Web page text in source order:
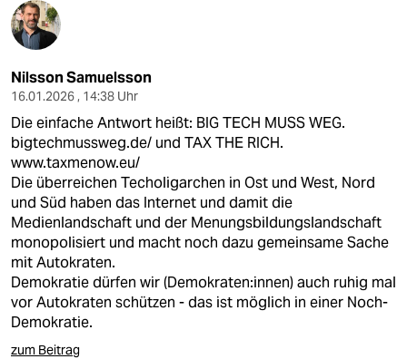
Nilsson Samuelsson
16.01.2026 , 14:38 Uhr
Die einfache Antwort heißt: BIG TECH MUSS WEG.
bigtechmussweg.de/ und TAX THE RICH.
www.taxmenow.eu/
Die überreichen Techoligarchen in Ost und West, Nord
und Süd haben das Internet und damit die
Medienlandschaft und der Menungsbildungslandschaft
monopolisiert und macht noch dazu gemeinsame Sache
mit Autokraten.
Demokratie dürfen wir (Demokraten:innen) auch ruhig mal
vor Autokraten schützen - das ist möglich in einer Noch-
Demokratie.
zum Beitrag